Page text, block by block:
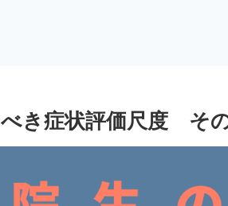
き症状評価尺度 そ